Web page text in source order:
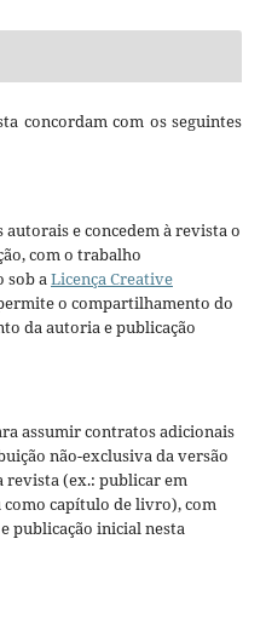
concordam com os seguintes
e concedem à revista o
com o trabalho
sob aLicença Creative
o compartilhamento do
da autoria e publicação
assumir contratos adicionais
não-exclusiva da versão
revista (ex.: publicar em
capítulo de livro), com
publicação inicial nesta